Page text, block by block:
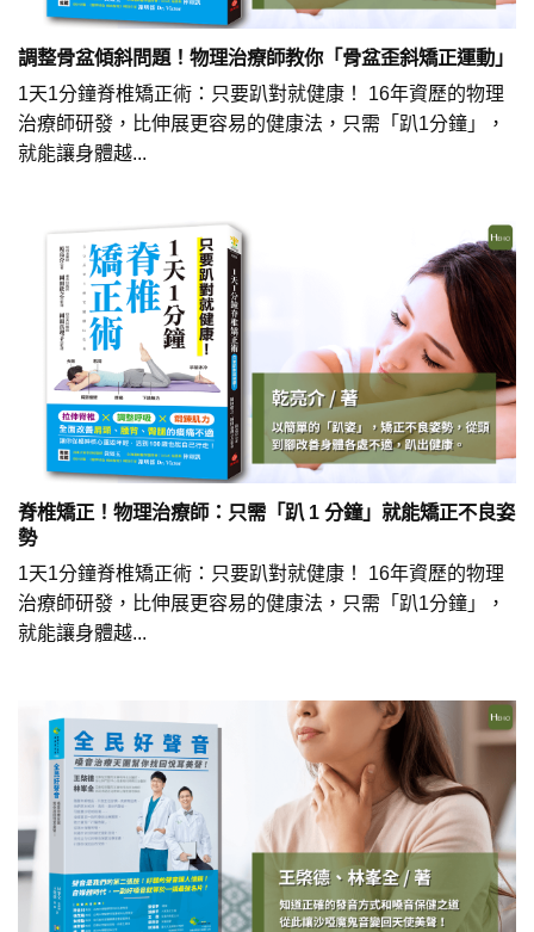
調整骨盆傾斜問題！物理治療師教你「骨盆歪斜矯正運動」
1天1分鐘脊椎矯正術：只要趴對就健康！ 16年資歷的物理
治療師研發，比伸展更容易的健康法，只需「趴1分鐘」，
就能讓身體越...
脊椎矯正！物理治療師：只需「趴 1 分鐘」就能矯正不良姿
勢
1天1分鐘脊椎矯正術：只要趴對就健康！ 16年資歷的物理
治療師研發，比伸展更容易的健康法，只需「趴1分鐘」，
就能讓身體越...